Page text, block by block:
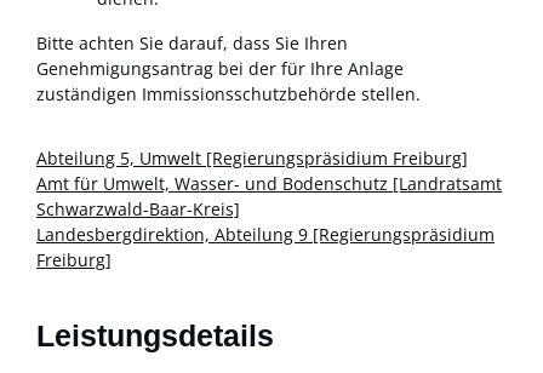
Bitte achten Sie darauf, dass Sie Ihren
Genehmigungsantrag bei der für Ihre Anlage
zuständigen Immissionsschutzbehörde stellen.
Abteilung 5, Umwelt [Regierungspräsidium Freiburg]
Amt für Umwelt, Wasser- und Bodenschutz [Landratsamt
Schwarzwald-Baar-Kreis]
Landesbergdirektion, Abteilung 9 [Regierungspräsidium
Freiburg]
Leistungsdetails